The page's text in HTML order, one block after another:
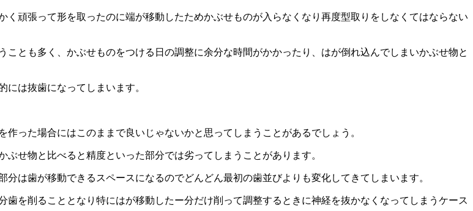
頑張って形を取ったのに端が移動したためかぶせものが入らなくなり再度型取りをしなくてはならない
とも多く、かぶせものをつける日の調整に余分な時間がかかったり、はが倒れ込んでしまいかぶせ物と
は抜歯になってしまいます。
った場合にはこのままで良いじゃないかと思ってしまうことがあるでしょう。
せ物と比べると精度といった部分では劣ってしまうことがあります。
は歯が移動できるスペースになるのでどんどん最初の歯並びよりも変化してきてしまいます。
を削ることとなり特にはが移動したー分だけ削って調整するときに神経を抜かなくなってしまうケース